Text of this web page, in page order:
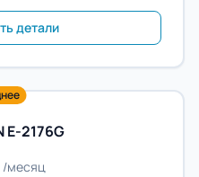
детали
E-2176G
/месяц